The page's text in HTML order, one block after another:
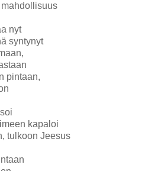
nyt
syntynyt
pintaan,
kapaloi
tulkoon Jeesus